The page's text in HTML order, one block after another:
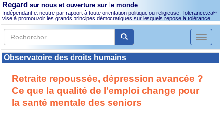
Regard sur nous et ouverture sur le monde
Indépendant et neutre par rapport à toute orientation politique ou religieuse, Tolerance.ca®
vise à promouvoir les grands principes démocratiques sur lesquels repose la tolérance.
Toggle
Observatoire des droits humains
Retraite repoussée, dépression avancée ?
Ce que la qualité de l’emploi change pour
la santé mentale des seniors